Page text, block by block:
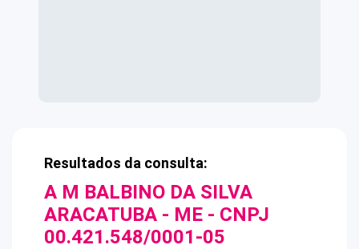
Resultados da consulta:
A M BALBINO DA SILVA
ARACATUBA - ME - CNPJ
00.421.548/0001-05